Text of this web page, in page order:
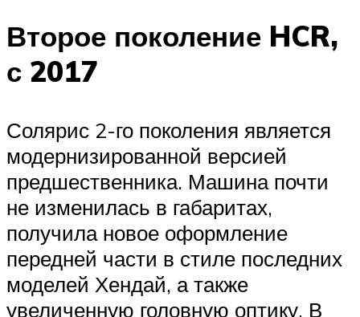
Второе поколение HCR,
с 2017
Солярис 2-го поколения является
модернизированной версией
предшественника. Машина почти
не изменилась в габаритах,
получила новое оформление
передней части в стиле последних
моделей Хендай, а также
увеличенную головную оптику. В